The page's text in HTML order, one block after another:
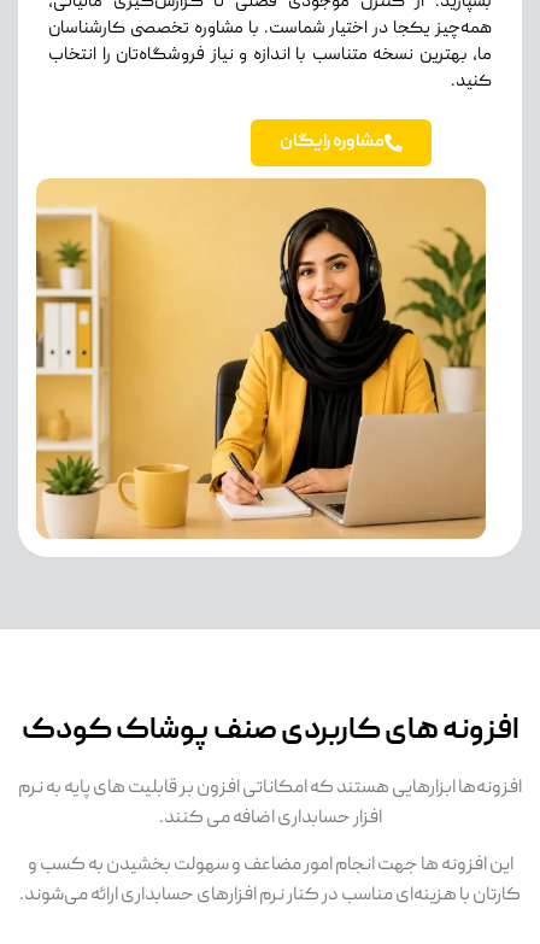
همه‌چیز یکجا در اختیار شماست. با مشاوره تخصصی کارشناسان
ما، بهترین نسخه متناسب با اندازه و نیاز فروشگاه‌تان را انتخاب
کنید.
مشاوره رایگان
های کاربردی صنف پوشاک کودک
ابزارهایی هستند که امکاناتی افزون بر قابلیت های پایه به نرم
افزار حسابداری اضافه می کنند.
افزونه ها جهت انجام امور مضاعف و سهولت بخشیدن به کسب و
با هزینه‌ای مناسب در کنار نرم افزارهای حسابداری ارائه می‌شوند.